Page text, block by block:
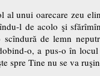
al unui oarecare zeu
l de acolo şi
de lemn
o, a pus-o în
spre Tine nu se va